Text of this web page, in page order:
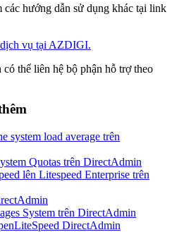
các hướng dẫn sử dụng khác tại link
vụ tại AZDIGI.
thể liên hệ bộ phận hỗ trợ theo
system load average trên
Quotas trên DirectAdmin
lên Litespeed Enterprise ​​trên
System trên DirectAdmin
DirectAdmin